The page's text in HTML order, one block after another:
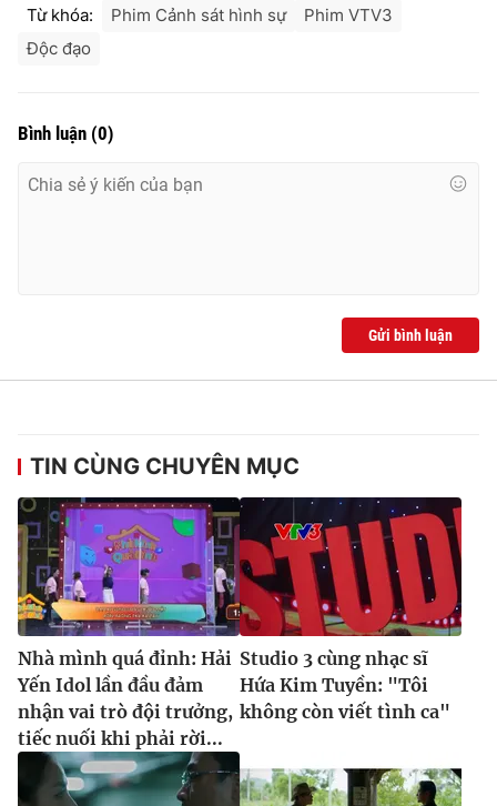
Từ khóa: Phim Cảnh sát hình sự
Phim VTV3
Độc đạo
Bình luận (0)
Gửi bình luận
TIN CÙNG CHUYÊN MỤC
Nhà mình quá đỉnh: Hải
Yến Idol lần đầu đảm
nhận vai trò đội trưởng,
tiếc nuối khi phải rời...
Studio 3 cùng nhạc sĩ
Hứa Kim Tuyền: "Tôi
không còn viết tình ca"